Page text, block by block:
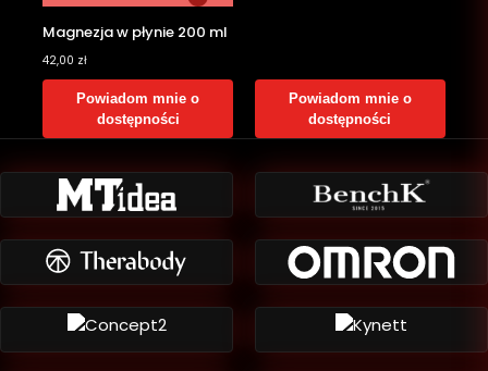
Magnezja w płynie 200 ml
42,00 zł
Powiadom mnie o
dostępności
Powiadom mnie o
dostępności